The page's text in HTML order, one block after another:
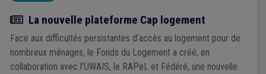
Actualité
La nouvelle plateforme Cap logement
Face aux difficultés persistantes d’accès au logement pour de
nombreux ménages, le Fonds du Logement a créé, en
collaboration avec l’UWAIS, le RAPeL et Fédéré, une nouvelle